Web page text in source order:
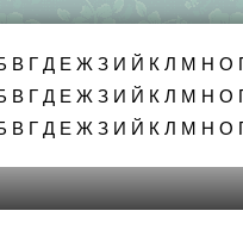
В Г Д Е Ж З И Й К Л М Н О
В Г Д Е Ж З И Й К Л М Н О
В Г Д Е Ж З И Й К Л М Н О